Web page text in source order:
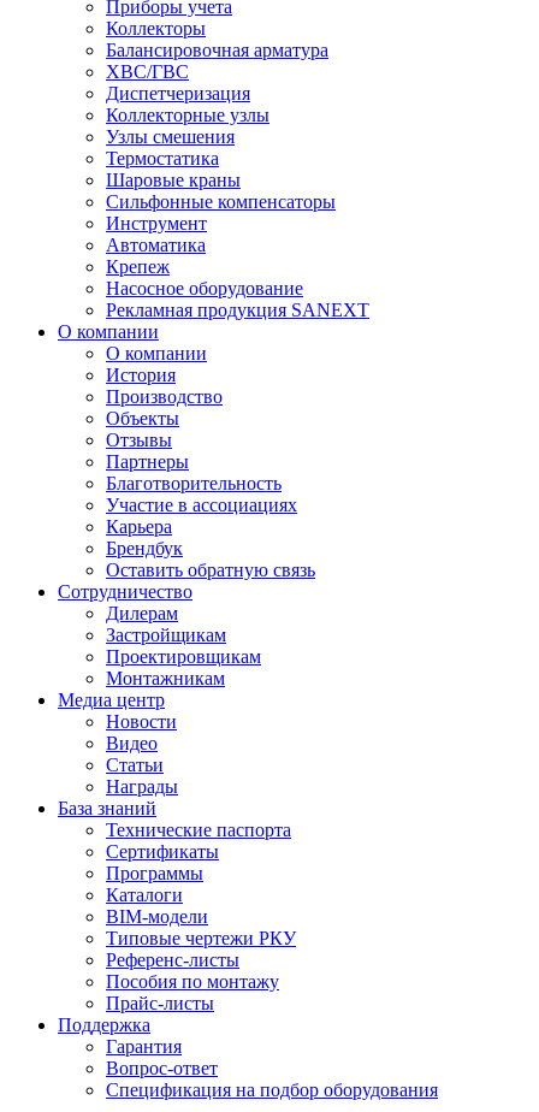
Приборы учета
Коллекторы
Балансировочная арматура
ХВС/ГВС
Диспетчеризация
Коллекторные узлы
Узлы смешения
Термостатика
Шаровые краны
Сильфонные компенсаторы
Инструмент
Автоматика
Крепеж
Насосное оборудование
Рекламная продукция SANEXT
О компании
О компании
История
Производство
Объекты
Отзывы
Партнеры
Благотворительность
Участие в ассоциациях
Карьера
Брендбук
Оставить обратную связь
Сотрудничество
Дилерам
Застройщикам
Проектировщикам
Монтажникам
Медиа центр
Новости
Видео
Статьи
Награды
База знаний
Технические паспорта
Сертификаты
Программы
Каталоги
BIM-модели
Типовые чертежи РКУ
Референс-листы
Пособия по монтажу
Прайс-листы
Поддержка
Гарантия
Вопрос-ответ
Спецификация на подбор оборудования